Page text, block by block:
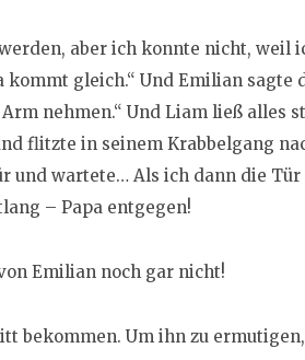
aber ich konnte nicht, weil
gleich.“ Und Emilian sagte
nehmen.“ Und Liam ließ alles
flitzte in seinem Krabbelgang
und wartete… Als ich dann die
– Papa entgegen!
Emilian noch gar nicht!
bekommen. Um ihn zu